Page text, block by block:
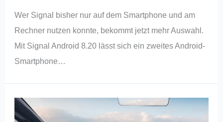
Wer Signal bisher nur auf dem Smartphone und am
Rechner nutzen konnte, bekommt jetzt mehr Auswahl.
Mit Signal Android 8.20 lässt sich ein zweites Android-
Smartphone…